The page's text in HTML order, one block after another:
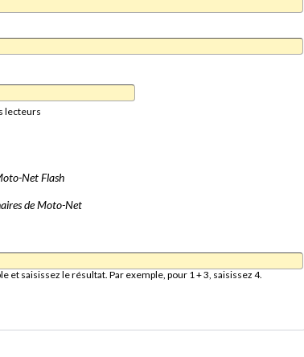
lecteurs
Net Flash
de Moto-Net
saisissez le résultat. Par exemple, pour 1 + 3, saisissez 4.